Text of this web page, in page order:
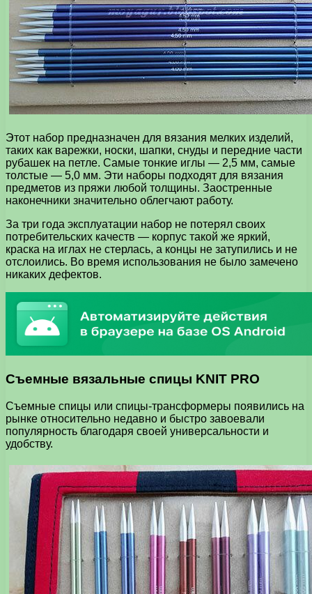
Этот набор предназначен для вязания мелких изделий,
таких как варежки, носки, шапки, снуды и передние части
рубашек на петле. Самые тонкие иглы — 2,5 мм, самые
толстые — 5,0 мм. Эти наборы подходят для вязания
предметов из пряжи любой толщины. Заостренные
наконечники значительно облегчают работу.
За три года эксплуатации набор не потерял своих
потребительских качеств — корпус такой же яркий,
краска на иглах не стерлась, а концы не затупились и не
отслоились. Во время использования не было замечено
никаких дефектов.
Съемные вязальные спицы KNIT PRO
Съемные спицы или спицы-трансформеры появились на
рынке относительно недавно и быстро завоевали
популярность благодаря своей универсальности и
удобству.